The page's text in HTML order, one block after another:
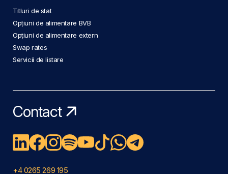
Titluri de stat
Opțiuni de alimentare BVB
Opțiuni de alimentare extern
Swap rates
Servicii de listare
Contact
+4 0265 269 195